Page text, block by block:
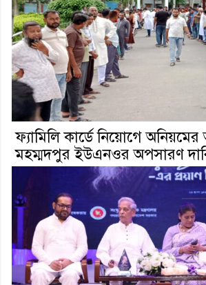
ফ্যামিলি কার্ডে নিয়োগে
মহম্মদপুর ইউএনওর অপসারণ